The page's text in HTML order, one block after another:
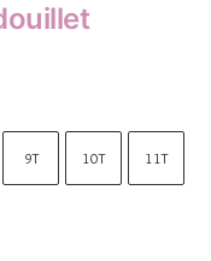
9T 10T 11T